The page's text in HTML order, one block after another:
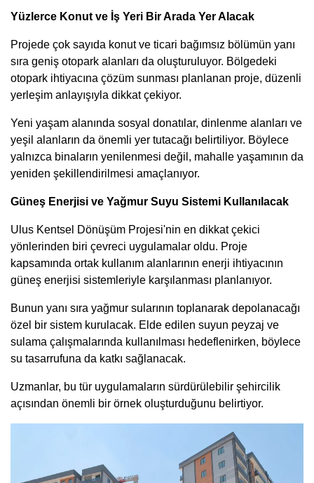
Yüzlerce Konut ve İş Yeri Bir Arada Yer Alacak
Projede çok sayıda konut ve ticari bağımsız bölümün yanı
sıra geniş otopark alanları da oluşturuluyor. Bölgedeki
otopark ihtiyacına çözüm sunması planlanan proje, düzenli
yerleşim anlayışıyla dikkat çekiyor.
Yeni yaşam alanında sosyal donatılar, dinlenme alanları ve
yeşil alanların da önemli yer tutacağı belirtiliyor. Böylece
yalnızca binaların yenilenmesi değil, mahalle yaşamının da
yeniden şekillendirilmesi amaçlanıyor.
Güneş Enerjisi ve Yağmur Suyu Sistemi Kullanılacak
Ulus Kentsel Dönüşüm Projesi'nin en dikkat çekici
yönlerinden biri çevreci uygulamalar oldu. Proje
kapsamında ortak kullanım alanlarının enerji ihtiyacının
güneş enerjisi sistemleriyle karşılanması planlanıyor.
Bunun yanı sıra yağmur sularının toplanarak depolanacağı
özel bir sistem kurulacak. Elde edilen suyun peyzaj ve
sulama çalışmalarında kullanılması hedeflenirken, böylece
su tasarrufuna da katkı sağlanacak.
Uzmanlar, bu tür uygulamaların sürdürülebilir şehircilik
açısından önemli bir örnek oluşturduğunu belirtiyor.